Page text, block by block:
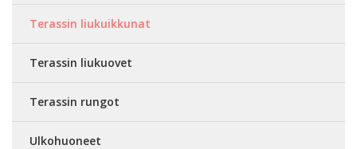
Terassin liukuikkunat
Terassin liukuovet
Terassin rungot
Ulkohuoneet